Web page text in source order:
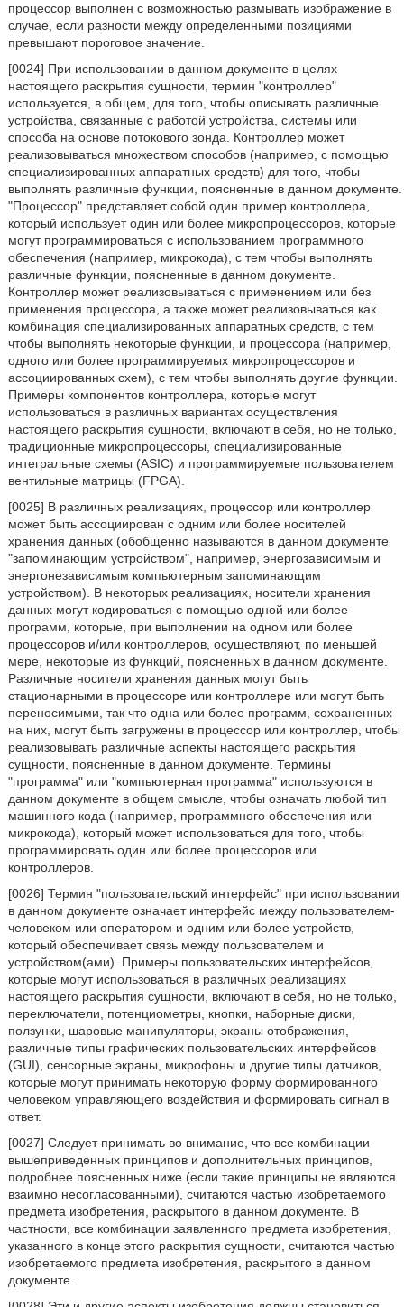
процессор выполнен с возможностью размывать изображение в
случае, если разности между определенными позициями
превышают пороговое значение.
[0024] При использовании в данном документе в целях
настоящего раскрытия сущности, термин "контроллер"
используется, в общем, для того, чтобы описывать различные
устройства, связанные с работой устройства, системы или
способа на основе потокового зонда. Контроллер может
реализовываться множеством способов (например, c помощью
специализированных аппаратных средств) для того, чтобы
выполнять различные функции, поясненные в данном документе.
"Процессор" представляет собой один пример контроллера,
который использует один или более микропроцессоров, которые
могут программироваться с использованием программного
обеспечения (например, микрокода), с тем чтобы выполнять
различные функции, поясненные в данном документе.
Контроллер может реализовываться с применением или без
применения процессора, а также может реализовываться как
комбинация специализированных аппаратных средств, с тем
чтобы выполнять некоторые функции, и процессора (например,
одного или более программируемых микропроцессоров и
ассоциированных схем), с тем чтобы выполнять другие функции.
Примеры компонентов контроллера, которые могут
использоваться в различных вариантах осуществления
настоящего раскрытия сущности, включают в себя, но не только,
традиционные микропроцессоры, специализированные
интегральные схемы (ASIC) и программируемые пользователем
вентильные матрицы (FPGA).
[0025] В различных реализациях, процессор или контроллер
может быть ассоциирован с одним или более носителей
хранения данных (обобщенно называются в данном документе
"запоминающим устройством", например, энергозависимым и
энергонезависимым компьютерным запоминающим
устройством). В некоторых реализациях, носители хранения
данных могут кодироваться с помощью одной или более
программ, которые, при выполнении на одном или более
процессоров и/или контроллеров, осуществляют, по меньшей
мере, некоторые из функций, поясненных в данном документе.
Различные носители хранения данных могут быть
стационарными в процессоре или контроллере или могут быть
переносимыми, так что одна или более программ, сохраненных
на них, могут быть загружены в процессор или контроллер, чтобы
реализовывать различные аспекты настоящего раскрытия
сущности, поясненные в данном документе. Термины
"программа" или "компьютерная программа" используются в
данном документе в общем смысле, чтобы означать любой тип
машинного кода (например, программного обеспечения или
микрокода), который может использоваться для того, чтобы
программировать один или более процессоров или
контроллеров.
[0026] Термин "пользовательский интерфейс" при использовании
в данном документе означает интерфейс между пользователем-
человеком или оператором и одним или более устройств,
который обеспечивает связь между пользователем и
устройством(ами). Примеры пользовательских интерфейсов,
которые могут использоваться в различных реализациях
настоящего раскрытия сущности, включают в себя, но не только,
переключатели, потенциометры, кнопки, наборные диски,
ползунки, шаровые манипуляторы, экраны отображения,
различные типы графических пользовательских интерфейсов
(GUI), сенсорные экраны, микрофоны и другие типы датчиков,
которые могут принимать некоторую форму формированного
человеком управляющего воздействия и формировать сигнал в
ответ.
[0027] Следует принимать во внимание, что все комбинации
вышеприведенных принципов и дополнительных принципов,
подробнее поясненных ниже (если такие принципы не являются
взаимно несогласованными), считаются частью изобретаемого
предмета изобретения, раскрытого в данном документе. В
частности, все комбинации заявленного предмета изобретения,
указанного в конце этого раскрытия сущности, считаются частью
изобретаемого предмета изобретения, раскрытого в данном
документе.